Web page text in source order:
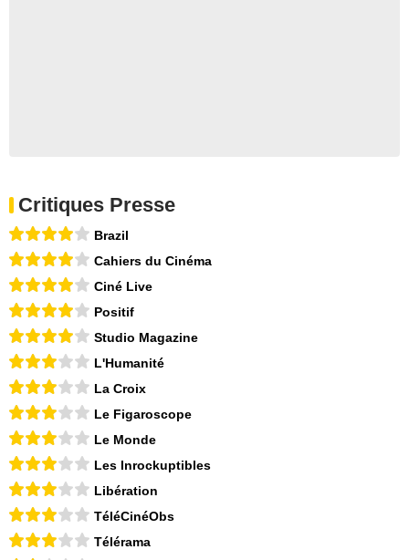
Critiques Presse
Brazil
Cahiers du Cinéma
Ciné Live
Positif
Studio Magazine
L'Humanité
La Croix
Le Figaroscope
Le Monde
Les Inrockuptibles
Libération
TéléCinéObs
Télérama